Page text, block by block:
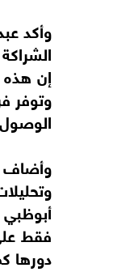
وأكد
إن هذه
وتوفر
وأضاف
فقط
دورها